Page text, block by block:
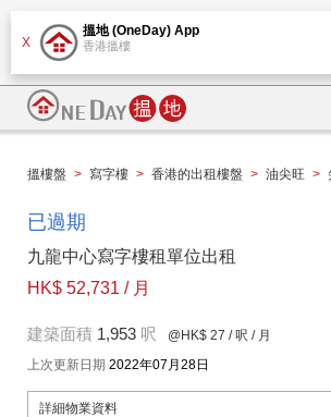
X
搵地 (OneDay) App
香港搵樓
搵樓盤 > 寫字樓 > 香港的出租樓盤 > 油尖旺 >
已過期
九龍中心寫字樓租單位出租
HK$ 52,731 / 月
建築面積 1,953 呎 @HK$ 27 / 呎 / 月
上次更新日期 2022年07月28日
詳細物業資料